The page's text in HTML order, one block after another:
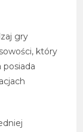
gry
który
posiada